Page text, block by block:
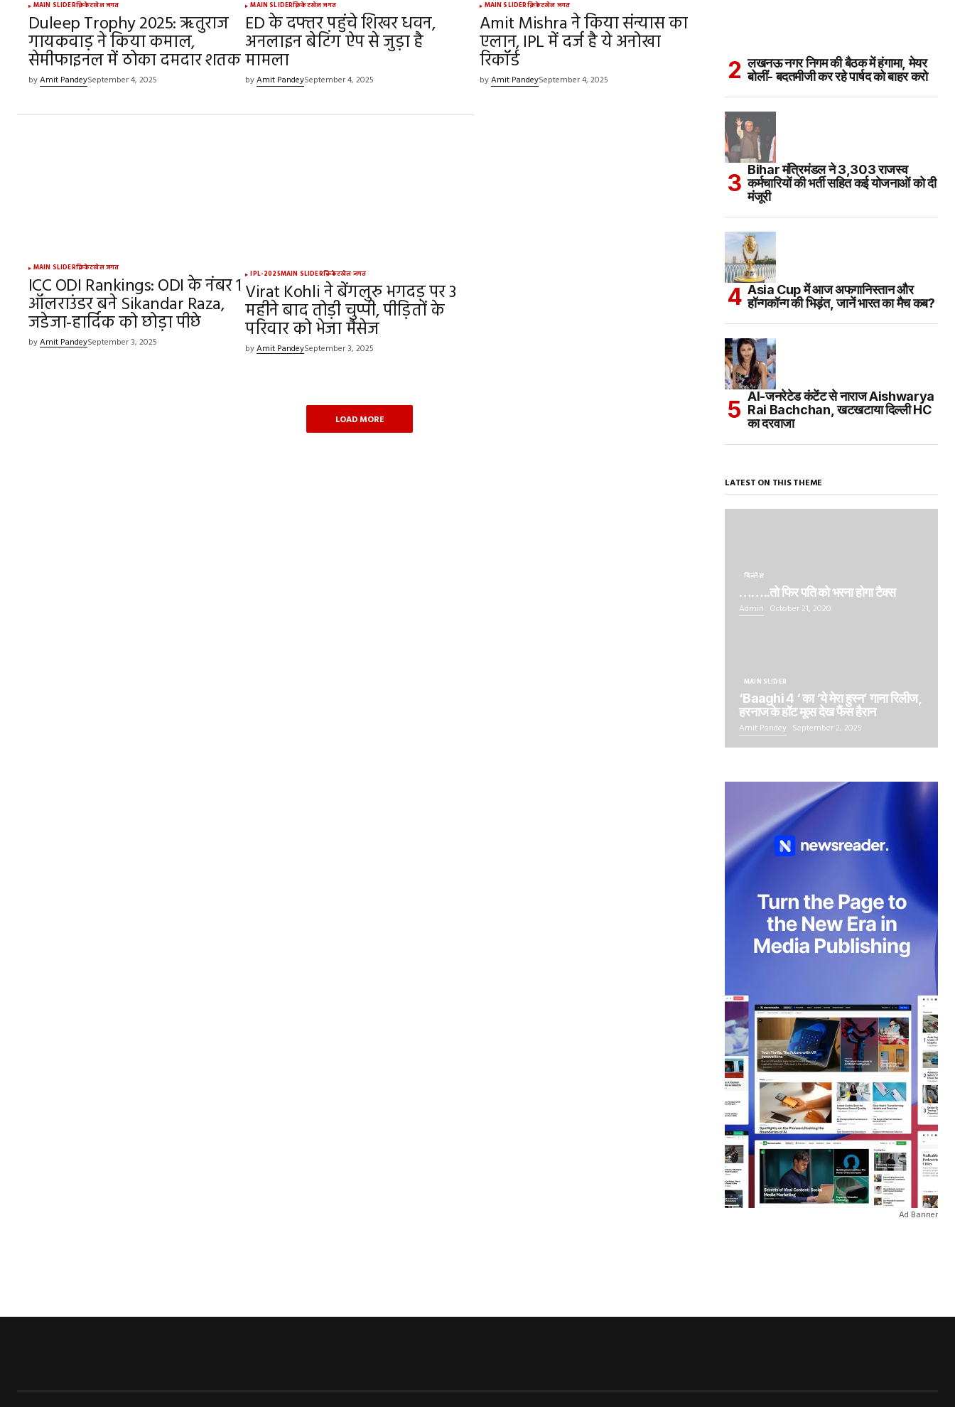
MAIN SLIDERक्रिकेटखेल जगत
Duleep Trophy 2025: ऋतुराज
गायकवाड़ ने किया कमाल,
सेमीफाइनल में ठोका दमदार शतक
byAmit PandeySeptember 4, 2025
MAIN SLIDERक्रिकेटखेल जगत
ED के दफ्तर पहुंचे शिखर धवन,
अनलाइन बेटिंग ऐप से जुड़ा है
मामला
byAmit PandeySeptember 4, 2025
MAIN SLIDERक्रिकेटखेल जगत
Amit Mishra ने किया संन्‍यास का
एलान, IPL में दर्ज है ये अनोखा
रिकॉर्ड
byAmit PandeySeptember 4, 2025
MAIN SLIDERक्रिकेटखेल जगत
ICC ODI Rankings: ODI के नंबर 1
ऑलराउंडर बने Sikandar Raza,
जडेजा-हार्दिक को छोड़ा पीछे
byAmit PandeySeptember 3, 2025
IPL-2025MAIN SLIDERक्रिकेटखेल जगत
Virat Kohli ने बेंगलुरु भगदड़ पर 3
महीने बाद तोड़ी चुप्पी, पीड़ितों के
परिवार को भेजा मैसेज
byAmit PandeySeptember 3, 2025
LOAD MORE
लखनऊ नगर निगम की बैठक में हंगामा, मेयर
बोलीं- बदतमीजी कर रहे पार्षद को बाहर करो
Bihar मंत्रिमंडल ने 3,303 राजस्व
कर्मचारियों की भर्ती सहित कई योजनाओं को दी
मंजूरी
Asia Cup में आज अफगानिस्तान और
हॉन्गकॉन्ग की भिड़ंत, जानें भारत का मैच कब?
AI-जनरेटेड कंटेंट से नाराज Aishwarya
Rai Bachchan, खटखटाया दिल्ली HC
का दरवाजा
LATEST ON THIS THEME
बिज़नेस
……..तो फिर पति को भरना होगा टैक्स
Admin October 21, 2020
MAIN SLIDER
‘Baaghi 4 ‘ का ‘ये मेरा हुस्न’ गाना रिलीज,
हरनाज के हॉट मूव्स देख फैंस हैरान
Amit Pandey September 2, 2025
Ad Banner